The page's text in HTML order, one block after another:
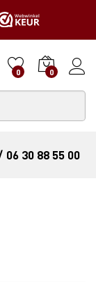
0 0
06 30 88 55 00